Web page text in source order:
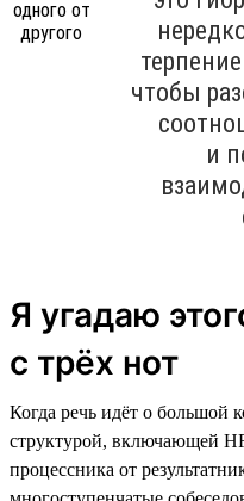
чтобы
и
Я угадаю
с трёх нот
Когда речь идёт о большой
структурой, включающей
процессника от